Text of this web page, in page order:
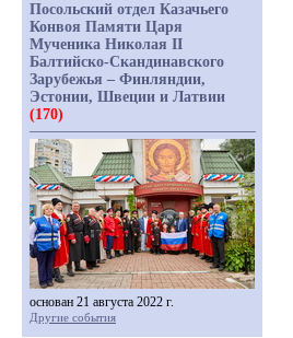
Посольский отдел Казачьего
Конвоя Памяти Царя
Мученика Николая II
Балтийско-Скандинавского
Зарубежья – Финляндии,
Эстонии, Швеции и Латвии
(170)
основан 21 августа 2022 г.
Другие события